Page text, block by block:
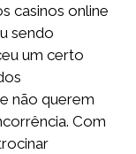
casinos online
sendo
um certo
não querem
Com